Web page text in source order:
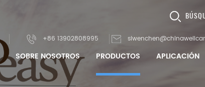
+86 13902808995
SOBRE NOSOTROS PRODUCTOS APLICACIÓN